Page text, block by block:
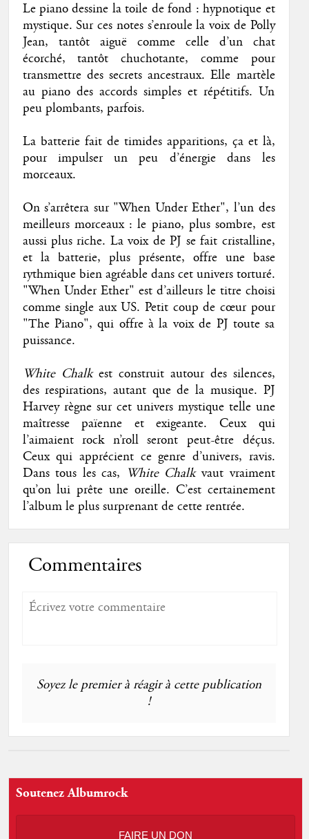
Le piano dessine la toile de fond : hypnotique et
mystique. Sur ces notes s’enroule la voix de Polly
Jean, tantôt aiguë comme celle d’un chat
écorché, tantôt chuchotante, comme pour
transmettre des secrets ancestraux. Elle martèle
au piano des accords simples et répétitifs. Un
peu plombants, parfois.
La batterie fait de timides apparitions, ça et là,
pour impulser un peu d’énergie dans les
morceaux.
On s’arrêtera sur "When Under Ether", l’un des
meilleurs morceaux : le piano, plus sombre, est
aussi plus riche. La voix de PJ se fait cristalline,
et la batterie, plus présente, offre une base
rythmique bien agréable dans cet univers torturé.
"When Under Ether" est d’ailleurs le titre choisi
comme single aux US. Petit coup de cœur pour
"The Piano", qui offre à la voix de PJ toute sa
puissance.
White Chalkest construit autour des silences,
des respirations, autant que de la musique. PJ
Harvey règne sur cet univers mystique telle une
maîtresse païenne et exigeante. Ceux qui
l’aimaient rock n’roll seront peut-être déçus.
Ceux qui apprécient ce genre d’univers, ravis.
Dans tous les cas, White Chalkvaut vraiment
qu’on lui prête une oreille. C’est certainement
l’album le plus surprenant de cette rentrée.
Commentaires
Soyez le premier à réagir à cette publication
!
Soutenez Albumrock
FAIRE UN DON